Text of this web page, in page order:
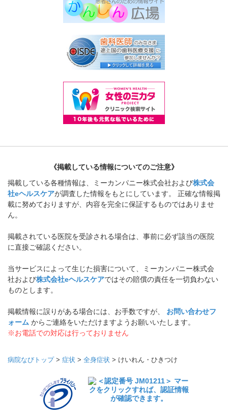
《掲載している情報についてのご注意》
掲載している各種情報は、ミーカンパニー株式会社および株式会
社eヘルスケアが調査した情報をもとにしています。 正確な情報掲
載に努めておりますが、内容を完全に保証するものではありませ
ん。
掲載されている医院を受診される場合は、事前に必ず該当の医院
に直接ご確認ください。
当サービスによって生じた損害について、ミーカンパニー株式会
社および株式会社eヘルスケアではその賠償の責任を一切負わない
ものとします。
掲載情報に誤りがある場合には、お手数ですが、 お問い合わせフ
ォーム からご連絡をいただけますようお願いいたします。
※お電話での対応は行っておりません
病院なびトップ> 症状 > 全身症状 > けいれん・ひきつけ